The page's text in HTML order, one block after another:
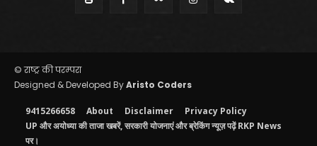
© राष्ट्र की परम्परा
Designed & Developed ByAristo Coders
9415266658 About Disclaimer
Privacy Policy
UP और अयोध्या की ताजा खबरें, सरकारी योजनाएं और ब्रेकिंग न्यूज़ पढ़ें RKP News
पर।